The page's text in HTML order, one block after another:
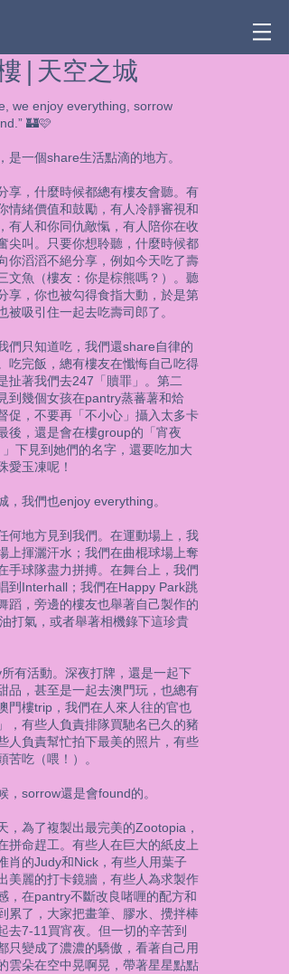
| 天空之城
we enjoy everything, sorrow
🏰🩷
是一個share生活點滴的地方。
享，什麼時候都總有樓友會聽。有
情緒價值和鼓勵，有人冷靜審視和
有人和你同仇敵愾，有人陪你在收
尖叫。只要你想聆聽，什麼時候都
你滔滔不絕分享，例如今天吃了壽
文魚（樓友：你是棕熊嗎？）。聽
享，你也被勾得食指大動，於是第
被吸引住一起去吃壽司郎了。
們只知道吃，我們還share自律的
吃完飯，總有樓友在懺悔自己吃得
扯著我們去247「贖罪」。第二
到幾個女孩在pantry蒸蕃薯和烚
促，不要再「不小心」攝入太多卡
後，還是會在樓group的「宵夜
下見到她們的名字，還要吃加大
愛玉凍呢！
，我們也enjoy everything。
何地方見到我們。在運動場上，我
上揮灑汗水；我們在曲棍球場上奪
手球隊盡力拼搏。在舞台上，我們
到Interhall；我們在Happy Park跳
蹈，旁邊的樓友也舉著自己製作的
打氣，或者舉著相機錄下這珍貴
有活動。深夜打牌，還是一起下
品，甚至是一起去澳門玩，也總有
門樓trip，我們在人來人往的官也
，有些人負責排隊買馳名已久的豬
人負責幫忙拍下最美的照片，有些
苦吃（喂！）。
，sorrow還是會found的。
，為了複製出最完美的Zootopia，
拼命趕工。有些人在巨大的紙皮上
肖的Judy和Nick，有些人用葉子
美麗的打卡鏡牆，有些人為求製作
，在pantry不斷改良啫喱的配方和
累了，大家把畫筆、膠水、攪拌棒
去7-11買宵夜。但一切的辛苦到
只變成了濃濃的驕傲，看著自己用
雲朵在空中晃啊晃，帶著星星點點